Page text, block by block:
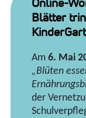
Blätter
Am 6. Mai
„Blüten
der